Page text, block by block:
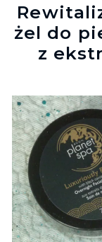
żel do
z